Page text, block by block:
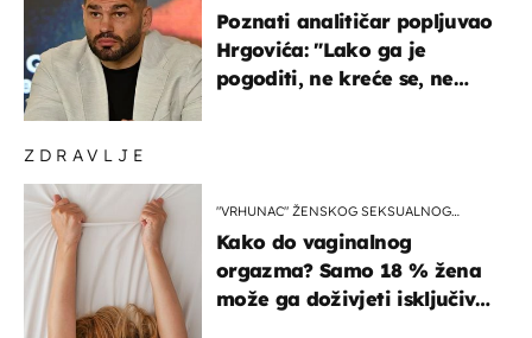
ZDRAVLJE
"VRHUNAC" ŽENSKOG SEKSUALNOG
Kako do vaginalnog
orgazma? Samo 18 % žena
može ga doživjeti isključivo
Poznati analitičar popljuvao
Hrgovića: "Lako ga je
pogoditi, ne kreće se, ne